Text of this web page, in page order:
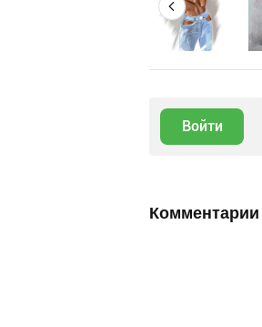
Войти
Комментарии